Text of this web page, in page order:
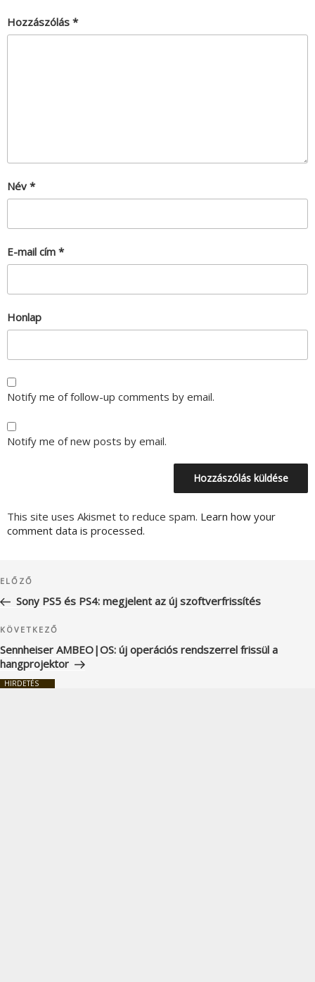
Hozzászólás *
Név *
E-mail cím *
Honlap
Notify me of follow-up comments by email.
Notify me of new posts by email.
This site uses Akismet to reduce spam. Learn how your
comment data is processed.
navigáció
Korábbi
bejegyzés
ELŐZŐ
Sony PS5 és PS4: megjelent az új szoftverfrissítés
Következő
bejegyzés
KÖVETKEZŐ
Sennheiser AMBEO|OS: új operációs rendszerrel frissül a
hangprojektor
HIRDETÉS